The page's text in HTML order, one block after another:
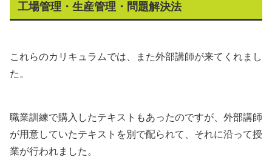
工場管理・生産管理・問題解決法
これらのカリキュラムでは、また外部講師が来てくれまし
た。
職業訓練で購入したテキストもあったのですが、外部講師
が用意していたテキストを別で配られて、それに沿って授
業が行われました。